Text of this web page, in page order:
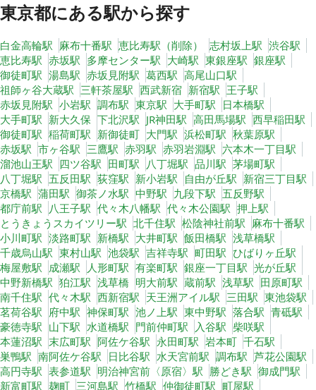
東京都にある駅から探す
白金高輪駅 麻布十番駅 恵比寿駅（削除） 志村坂上駅 渋谷駅
恵比寿駅 赤坂駅 多摩センター駅 大崎駅 東銀座駅 銀座駅
御徒町駅 湯島駅 赤坂見附駅 葛西駅 高尾山口駅
祖師ヶ谷大蔵駅 三軒茶屋駅 西武新宿 新宿駅 王子駅
赤坂見附駅 小岩駅 調布駅 東京駅 大手町駅 日本橋駅
大手町駅 新大久保 下北沢駅 JR神田駅 高田馬場駅 西早稲田駅
御徒町駅 稲荷町駅 新御徒町 大門駅 浜松町駅 秋葉原駅
赤坂駅 市ヶ谷駅 三鷹駅 赤羽駅 赤羽岩淵駅 六本木一丁目駅
溜池山王駅 四ツ谷駅 田町駅 八丁堀駅 品川駅 茅場町駅
八丁堀駅 五反田駅 荻窪駅 新小岩駅 自由が丘駅 新宿三丁目駅
京橋駅 蒲田駅 御茶ノ水駅 中野駅 九段下駅 五反野駅
都庁前駅 八王子駅 代々木八幡駅 代々木公園駅 押上駅
とうきょうスカイツリー駅 北千住駅 松陰神社前駅 麻布十番駅
小川町駅 淡路町駅 新橋駅 大井町駅 飯田橋駅 浅草橋駅
千歳烏山駅 東村山駅 池袋駅 吉祥寺駅 町田駅 ひばりヶ丘駅
梅屋敷駅 成瀬駅 人形町駅 有楽町駅 銀座一丁目駅 光が丘駅
中野新橋駅 狛江駅 浅草橋 明大前駅 蔵前駅 浅草駅 田原町駅
南千住駅 代々木駅 西新宿駅 天王洲アイル駅 三田駅 東池袋駅
茗荷谷駅 府中駅 神保町駅 池ノ上駅 東中野駅 落合駅 青砥駅
豪徳寺駅 山下駅 水道橋駅 門前仲町駅 入谷駅 柴咲駅
本蓮沼駅 末広町駅 阿佐ケ谷駅 永田町駅 岩本町 千石駅
巣鴨駅 南阿佐ケ谷駅 日比谷駅 水天宮前駅 調布駅 芦花公園駅
高円寺駅 表参道駅 明治神宮前〈原宿〉駅 勝どき駅 御成門駅
新富町駅 麹町 三河島駅 竹橋駅 仲御徒町駅 町屋駅